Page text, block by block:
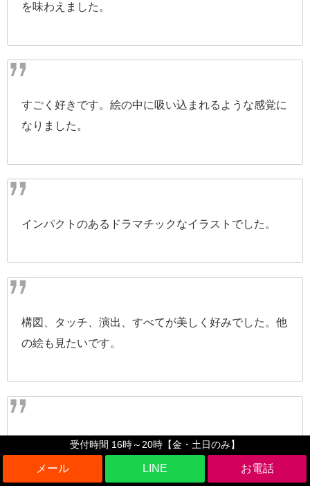
受付時間 16時～20時【金・土日のみ】
LINE
を味わえました。
すごく好きです。絵の中に吸い込まれるような感覚に
なりました。
インパクトのあるドラマチックなイラストでした。
構図、タッチ、演出、すべてが美しく好みでした。他
の絵も見たいです。
本の表紙と青空が一体化している演出に感動しまし